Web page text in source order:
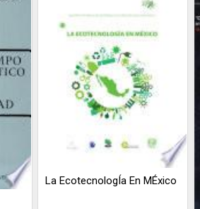
La EcotecnologÍa En MÉxico